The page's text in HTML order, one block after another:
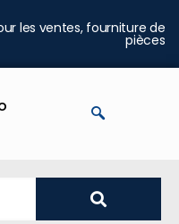
les ventes, fourniture de
pièces